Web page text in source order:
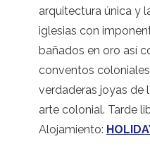
arquitectura única y
iglesias con
bañados en oro así
conventos
verdaderas joyas de
arte colonial. Tarde
Alojamiento: